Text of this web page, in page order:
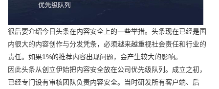
很后要介绍今日头条在内容安全上的一些举措。头条现在已经是国
内很大的内容创作与分发凭条，必须越来越重视社会责任和行业的
责任。如果1%的推荐内容出现问题，会产生较大的影响。
因此头条从创立伊始把内容安全放在公司优先级队列。成立之初，
已经专门设有审核团队负责内容安全。当时研发所有客户端、后